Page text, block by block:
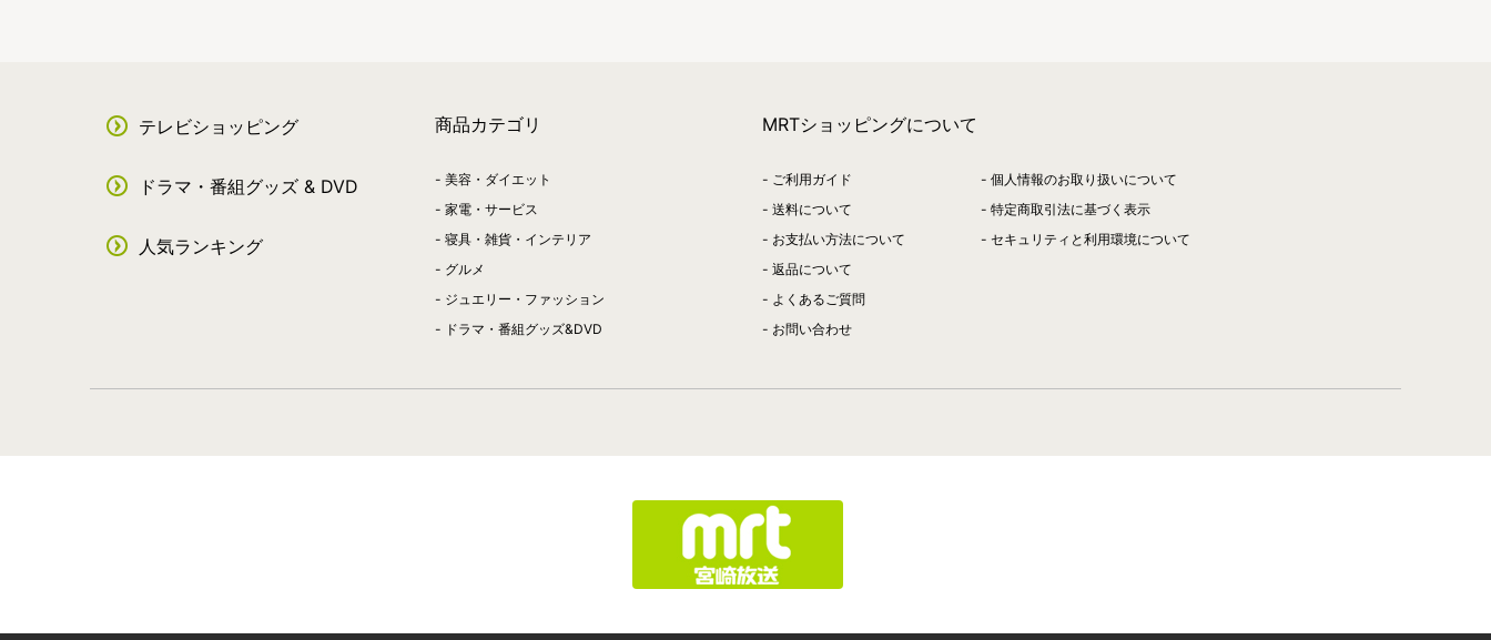
テレビショッピング
ドラマ・番組グッズ & DVD
人気ランキング
商品カテゴリ
美容・ダイエット
家電・サービス
寝具・雑貨・インテリア
グルメ
ジュエリー・ファッション
ドラマ・番組グッズ&DVD
MRTショッピングについて
ご利用ガイド
送料について
お支払い方法について
返品について
よくあるご質問
お問い合わせ
個人情報のお取り扱いについて
特定商取引法に基づく表示
セキュリティと利用環境について